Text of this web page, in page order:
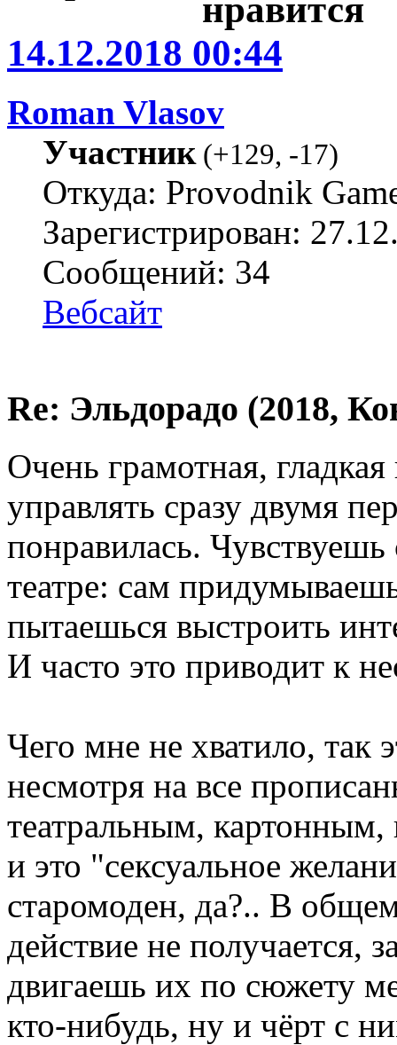
14.12.2018 00:44
Roman Vlasov
Участник(+129, -17)
Откуда: Provodnik
Зарегистрирован:
Сообщений: 34
Вебсайт
Re: Эльдорадо (2018,
Очень грамотная,
управлять сразу двумя
понравилась.
театре: сам
пытаешься выстроить
И часто это приводит к
Чего мне не хватило, так
несмотря на все
театральным,
и это "сексуальное
старомоден, да?.. В
действие не получается,
двигаешь их по сюжету
кто-нибудь, ну и чёрт с